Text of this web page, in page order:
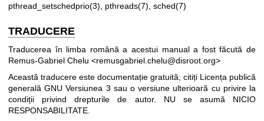
pthread_setschedprio(3)
pthreads(7) sched(7)
TRADUCERE
Traducerea în limba română a acestui manual a fost făcută de
Remus-Gabriel Chelu <remusgabriel.chelu@disroot.org>
Această traducere este documentație gratuită; citiți Licența publică
generală GNU Versiunea 3 sau o versiune ulterioară cu privire la
condiții privind drepturile de autor. NU se asumă NICIO
RESPONSABILITATE.